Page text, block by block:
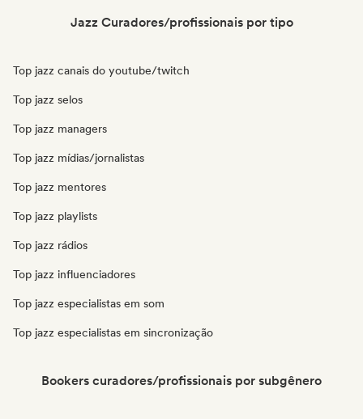
Jazz Curadores/profissionais por tipo
Top jazz canais do youtube/twitch
Top jazz selos
Top jazz managers
Top jazz mídias/jornalistas
Top jazz mentores
Top jazz playlists
Top jazz rádios
Top jazz influenciadores
Top jazz especialistas em som
Top jazz especialistas em sincronização
Bookers curadores/profissionais por subgênero